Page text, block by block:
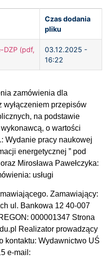
Czas dodania
pliku
DZP (pdf,
03.12.2025 -
16:22
zamówienia dla
przepisów
na podstawie
o wartości
Wydanie pracy naukowej
energetycznej ” pod
Mirosława Pawełczyka:
usługi
Zamawiający:
ul. Bankowa 12 40-007
000001347 Strona
Realizator prowadzący
kontaktu: Wydawnictwo UŚ
e-mail: